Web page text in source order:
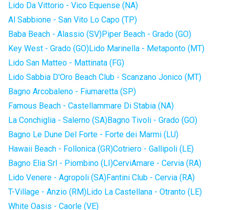
Lido Da Vittorio - Vico Equense (NA)
Al Sabbione - San Vito Lo Capo (TP)
Baba Beach - Alassio (SV)Piper Beach - Grado (GO)
Key West - Grado (GO)Lido Marinella - Metaponto (MT)
Lido San Matteo - Mattinata (FG)
Lido Sabbia D'Oro Beach Club - Scanzano Jonico (MT)
Bagno Arcobaleno - Fiumaretta (SP)
Famous Beach - Castellammare Di Stabia (NA)
La Conchiglia - Salerno (SA)Bagno Tivoli - Grado (GO)
Bagno Le Dune Del Forte - Forte dei Marmi (LU)
Hawaii Beach - Follonica (GR)Cotriero - Gallipoli (LE)
Bagno Elia Srl - Piombino (LI)CerviAmare - Cervia (RA)
Lido Venere - Agropoli (SA)Fantini Club - Cervia (RA)
T-Village - Anzio (RM)Lido La Castellana - Otranto (LE)
White Oasis - Caorle (VE)